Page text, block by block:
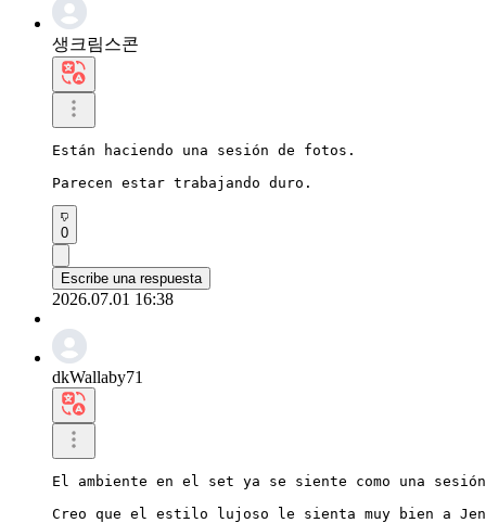
생크림스콘
Están haciendo una sesión de fotos.
Parecen estar trabajando duro.
0
Escribe una respuesta
2026.07.01 16:38
dkWallaby71
El ambiente en el set ya se siente como una
Creo que el estilo lujoso le sienta muy bien a